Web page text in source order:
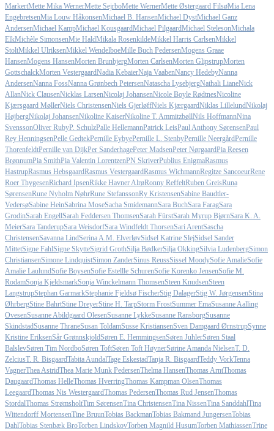
MarkertMette Mika WernerMette SejrboMette WernerMette Østergaard FilsøMia Lena
EngebretsenMia Louw HåkonsenMichael B. HansenMichael DystMichael Ganz
AndersenMichael KampMichael KousgaardMichael PilgaardMichael StelesonMichala
ElkMichèle SimonsenMie HaldMikala RosenkildeMikkel Harris CarlsenMikkel
StoltMikkel UlriksenMikkel WendelboeMille Buch PedersenMogens Graae
HansenMogens HansenMorten BrunbjergMorten CarlsenMorten GlipstrupMorten
GottschalckMorten VestergaardNadia KebaierNaja VaabenNancy HedebyNanna
AndersenNanna FossNanna Grønbech PetersenNatascha LysebjergNathali LianeNick
AllanNick ClausenNicklas LarsenNicolaj JohansenNicole Boyle RødtnesNicoline
Kjærsgaard MøllerNiels ChristensenNiels GjerløffNiels KjærgaardNiklas LillelundNikolaj
HøjbergNikolaj JohansenNikoline KaiserNikoline T. AmmitzbøllNils HoffmannNina
SvenssonOliver RubyP. SchulzPalle HellemannPatrick LeisPaul Anthony SørensenPaul
Rey HenningsenPelle GedtekPernille EybyePernille L. StenbyPernille NeergårdPernille
ThorenfeldtPernille van DijkPer SanderhagePeter MadsenPeter NørgaardPia Reesen
BrønnumPia SmithPia Valentin LorentzenPN SkriverPublius EnigmaRasmus
HastrupRasmus HebsgaardRasmus VestergaardRasmus WichmannRegitze SancoeurRene
Roer ThygesenRichard IpsenRikke Havner AlrøRonny ReffeltRuben GreisRuna
SørensenRune Nyholm NøhrRune StefanssonRy KristensenSabine Baudtler-
VedersøSabine HeinSabrina MoseSacha SmidemannSara BuchSara FaragSara
GrodinSarah EngellSarah Feddersen ThomsenSarah FürstSarah Myrup BjørnSara K. A.
MeierSara TanderupSara WeisdorfSara Windfeldt ThorsenSari ArentSascha
ChristensenSavanna LindSerina A.M. ElverløvSidsel Katrine SlejSidsel Sander
MittetSigne FahlSigne SkytteSigrid GrothSilja BødkerSilja OkkingSilvia LudenbergSimon
ChristiansenSimone LindquistSimon ZanderSinus ReussSissel MoodySofie AmalieSofie
Amalie LaulundSofie BoysenSofie Estellle SchurenSofie Korenko JensenSofie M.
RodamSonja KjeldsmarkSonja Winckelmann ThomsenSteen KnudsenSteen
LangstrupStephan GarmarkStephanie Fjeldsø FischerStig DalagerStig W. JørgensenStina
ØhrbergStine BahrtStine DreyerStine H. TarpStorm FrostSummer EmaSusanne Aalling
OvesenSusanne Abildgaard OlesenSusanne LykkeSusanne RansborgSusanne
SkindstadSusanne ThraneSusan ToldamSusse KristiansenSven Damgaard ØrnstrupSynne
Kristine EriksenSår GrønnskjoldSøren E. HemmingsenSøren JuhlerSøren Staal
BalslevSøren Tim NordboSøren ToftSøren Toft HøynerSørine Amanda NielsenT. D.
ZelciusT. R. BisgaardTabita AundalTage EskestadTanja R. BisgaardTeddy VorkTenna
VagnerThea AstridThea Marie Munk PedersenThelma HansenThomas ArntThomas
DaugaardThomas HelleThomas HverringThomas Kampman OlsenThomas
LeegaardThomas Nis WestergaardThomas PedersenThomas Rud JensenThomas
StordalThomas StrømsholtTim SørensenTina ChristensenTina NissenTina SanddahlTina
Wittendorff MortensenTine BruunTobias BackmanTobias Bakmand JungersenTobias
DahlTobias Stenbæk BroTorben LindskovTorben Magnild HusumTorben MathiassenTrine